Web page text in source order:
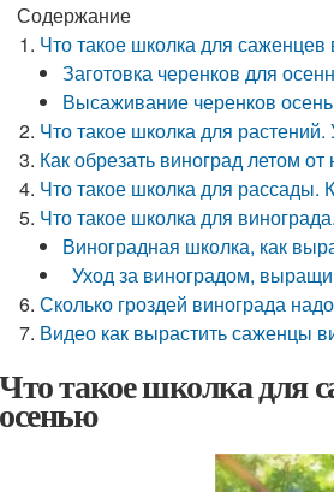
Содержание
Что такое школка для
Заготовка черенков для
Высаживание черенков
Что такое школка для
Как обрезать виноград летом
Что такое школка для рассады.
Что такое школка для
Виноградная школка, как
Уход за виноградом,
Сколько гроздей винограда
Видео как вырастить саженцы
Что такое школка для
осенью